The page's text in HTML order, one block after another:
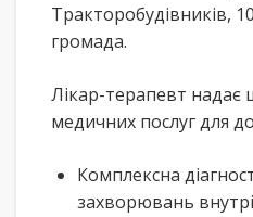
Тракторобудівників,
громада.
Лікар-терапевт надає
медичних послуг для
Комплексна
захворювань